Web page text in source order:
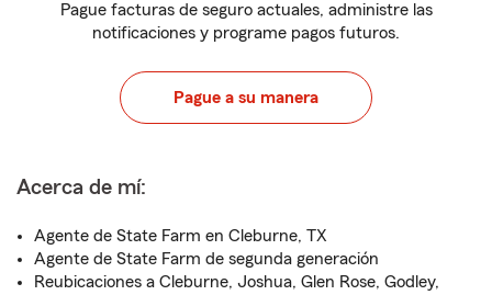
Pague facturas de seguro actuales, administre las
notificaciones y programe pagos futuros.
Pague a su manera
Acerca de mí:
Agente de State Farm en Cleburne, TX
Agente de State Farm de segunda generación
Reubicaciones a Cleburne, Joshua, Glen Rose, Godley,